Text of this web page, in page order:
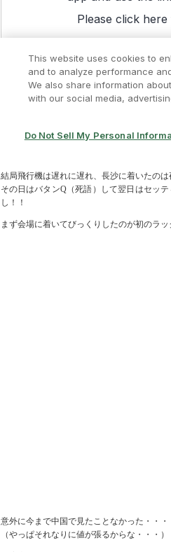
結局飛行機は遅れに遅れ、長沙に着いたの
その日はバタンQ（死語）して翌日はセッ
し！！
まず会場に着いてびっくりしたのが初のラッ
意外に今まで中国で見たことなかった・・・
（やっぱそれなりに値が張るからな・・・）